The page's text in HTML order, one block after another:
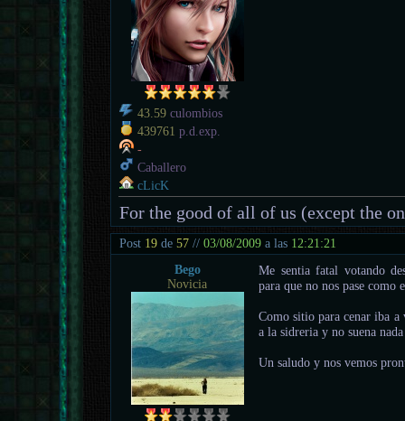
43.59 culombios
439761 p.d.exp.
-
Caballero
cLicK
For the good of all of us (except the
Post 19 de57 //03/08/2009 a las 12:21:21
Bego
Novicia
Me sentia fatal votando
para que no nos pase como
Como sitio para cenar iba a
a la sidreria y no suena
Un saludo y nos vemos